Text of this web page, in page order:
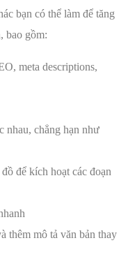
bạn có thể làm để tăng
bao gồm:
meta descriptions,
nhau, chẳng hạn như
để kích hoạt các đoạn
thêm mô tả văn bản thay